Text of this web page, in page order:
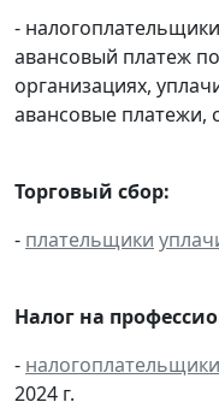
- налогоплательщики
авансовый платеж по
организациях,
авансовые платежи,
Торговый сбор:
- плательщики
Налог на
- налогоплательщики
2024 г.